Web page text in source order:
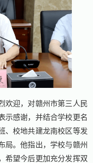
欢迎，对赣州市第三人民
示感谢，并结合学校更名
、校地共建龙南校区等发
局。他指出，学校与赣州
希望今后更加充分发挥双